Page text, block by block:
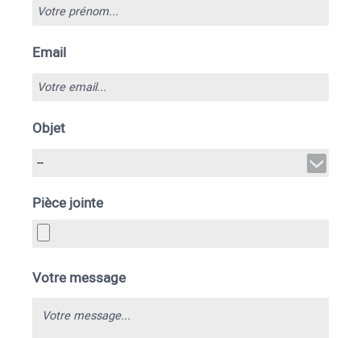
Email
Objet
Pièce jointe
Votre message